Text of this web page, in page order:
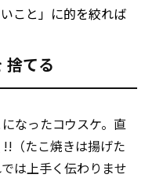
こと」に的を絞れば
捨てる
なったコウスケ。直
!!（たこ焼きは揚げた
は上手く伝わりませ